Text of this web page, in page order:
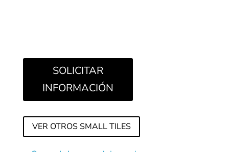
SOLICITAR
INFORMACIÓN
VER OTROS SMALL TILES